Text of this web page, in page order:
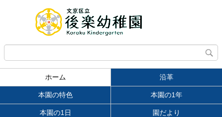
ホーム 沿革
本園の特色 本園の1年
本園の1日 園だより